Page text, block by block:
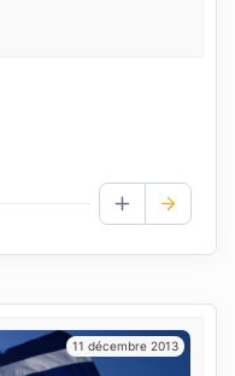
AJOUTER
11 décembre 2013